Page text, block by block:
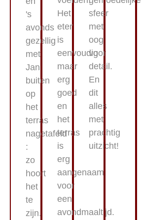
's
avonds
gezellig
met
Jan
buiten
op
het
terras
nagetafeld
:
zo
hoort
het
te
zijn.
Het
eten
is
eenvoudig
maar
erg
goed
en
het
terras
is
erg
aangenaam
voor
een
avondmaaltijd.
sfeer
met
oog
voor
detail.
En
dit
alles
met
prachtig
uitzicht!